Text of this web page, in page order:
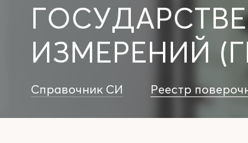
ИЗМЕРЕНИЙ
Справочник СИ Реестр